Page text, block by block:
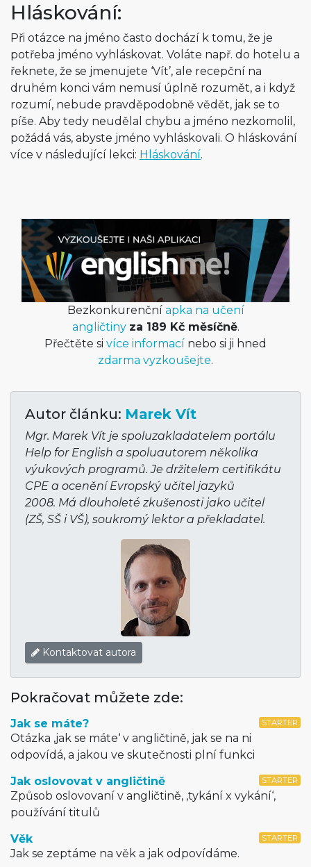
Hláskování:
Při otázce na jméno často dochází k tomu, že je
potřeba jméno vyhláskovat. Voláte např. do hotelu a
řeknete, že se jmenujete ‘Vít’, ale recepční na
druhém konci vám nemusí úplně rozumět, a i když
rozumí, nebude pravděpodobně vědět, jak se to
píše. Aby tedy neudělal chybu a jméno nezkomolil,
požádá vás, abyste jméno vyhláskovali. O hláskování
více v následující lekci: Hláskování.
Bezkonkurenční apka na učení
angličtiny za 189 Kč měsíčně.
Přečtěte si více informací nebo si ji hned
zdarma vyzkoušejte.
Autor článku: Marek Vít
Mgr. Marek Vít je spoluzakladatelem portálu
Help for English a spoluautorem několika
výukových programů. Je držitelem certifikátu
CPE a ocenění Evropský učitel jazyků
2008. Má dlouholeté zkušenosti jako učitel
(ZŠ, SŠ i VŠ), soukromý lektor a překladatel.
Kontaktovat autora
Pokračovat můžete zde:
STARTER
Jak se máte?
Otázka ‚jak se máte‘ v angličtině, jak se na ni
odpovídá, a jakou ve skutečnosti plní funkci
STARTER
Jak oslovovat v angličtině
Způsob oslovovaní v angličtině, ‚tykání x vykání‘,
používání titulů
STARTER
Věk
Jak se zeptáme na věk a jak odpovídáme.